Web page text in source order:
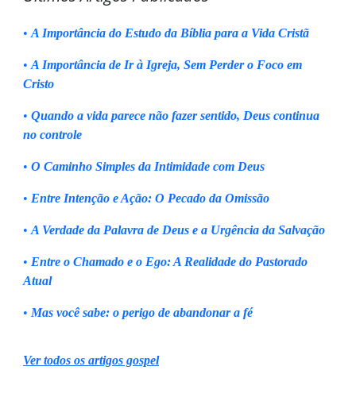
• A Importância do Estudo da Bíblia para a Vida Cristã
• A Importância de Ir à Igreja, Sem Perder o Foco em
Cristo
• Quando a vida parece não fazer sentido, Deus continua
no controle
• O Caminho Simples da Intimidade com Deus
• Entre Intenção e Ação: O Pecado da Omissão
• A Verdade da Palavra de Deus e a Urgência da Salvação
• Entre o Chamado e o Ego: A Realidade do Pastorado
Atual
• Mas você sabe: o perigo de abandonar a fé
Ver todos os artigos gospel